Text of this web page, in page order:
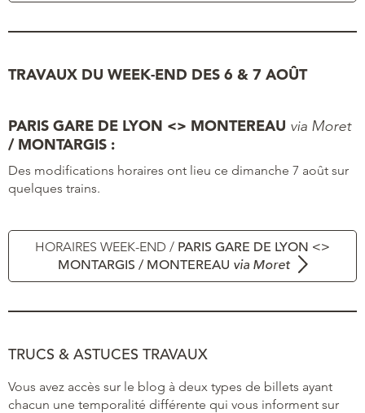
TRAVAUX DU WEEK-END DES 6 & 7 AOÛT
PARIS GARE DE LYON <> MONTEREAU via Moret
/ MONTARGIS :
Des modifications horaires ont lieu ce dimanche 7 août sur
quelques trains.
HORAIRES WEEK-END / PARIS GARE DE LYON <>
MONTARGIS / MONTEREAU via Moret
TRUCS & ASTUCES TRAVAUX
Vous avez accès sur le blog à deux types de billets ayant
chacun une temporalité différente qui vous informent sur